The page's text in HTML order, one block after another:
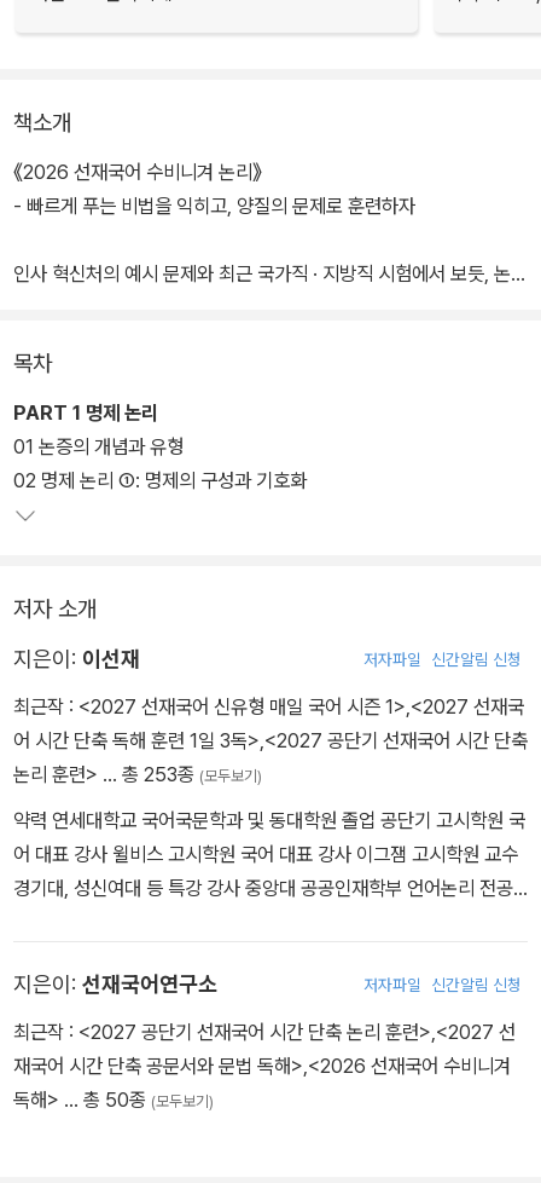
책소개
《2026 선재국어 수비니겨 논리》
- 빠르게 푸는 비법을 익히고, 양질의 문제로 훈련하자
인사 혁신처의 예시 문제와 최근 국가직 · 지방직 시험에서 보듯, 논리
하게 문제를 풀 수 있는 영역입니다.
《2026 선재국어 수비니겨 논리》는 논리학의 주요 논점을 파악하여
수험에 필요한 이론을 정확하고 체계적으로 익히도록 구성되어 있습
니다. 시험에 나올 수 있는 영역을 이론으로 정리한 뒤 문제로 유형화
하여 이론과 문제가 어떻게 연계되는지를 한눈에 파악할 수 있습니
어렵고 낯설게 느껴지는 논리 영역, 이 책을 통해 가장 쉽고도 깊이 있
게 정복하시기를 바랍니다.
목차
PART 1 명제 논리
01 논증의 개념과 유형
02 명제 논리 ①: 명제의 구성과 기호화
저자 소개
지은이: 이선재 저자파일 신간알림 신청
최근작 : <2027 선재국어 신유형 매일 국어 시즌 1>,<2027 선재국
어 시간 단축 독해 훈련 1일 3독>,<2027 공단기 선재국어 시간 단축
논리 훈련> … 총 253종 (모두보기)
약력 연세대학교 국어국문학과 및 동대학원 졸업 공단기 고시학원 국
어 대표 강사 윌비스 고시학원 국어 대표 강사 이그잼 고시학원 교수
경기대, 성신여대 등 특강 강사 중앙대 공공인재학부 언어논리 전공
시간 단축 공문서와 문법 독해 · 선재국어 시간 단축 논리 · 선재국어
시간 단축 독해 훈련 – 1일 3독 · 선재국어 예상 기출서 · 선재국어 출
발선 봉투 모의고사 · 선재국어 결승선 봉투 모의고사 · 선재국어 최우
선 봉투 모의고사 · 선재국어 매일 국어 · 선재국어 독해야 산다 1일 1
지은이: 선재국어연구소 저자파일 신간알림 신청
최근작 : <2027 공단기 선재국어 시간 단축 논리 훈련>,<2027 선
재국어 시간 단축 공문서와 문법 독해>,<2026 선재국어 수비니겨
독해> … 총 50종 (모두보기)